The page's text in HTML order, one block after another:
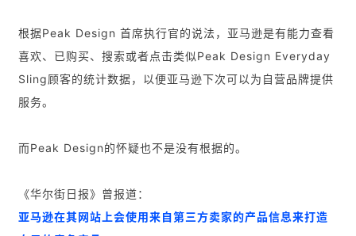
根据Peak Design 首席执行官的说法，亚马逊是有能力查看
喜欢、已购买、搜索或者点击类似Peak Design Everyday
Sling顾客的统计数据，以便亚马逊下次可以为自营品牌提供
服务。
而Peak Design的怀疑也不是没有根据的。
《华尔街日报》曾报道：
亚马逊在其网站上会使用来自第三方卖家的产品信息来打造